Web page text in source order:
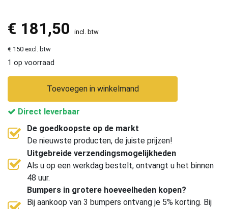
€ 181,50 incl. btw
€ 150 excl. btw
1 op voorraad
Toevoegen in winkelmand
Direct leverbaar
De goedkoopste op de markt
De nieuwste producten, de juiste prijzen!
Uitgebreide verzendingsmogelijkheden
Als u op een werkdag bestelt, ontvangt u het binnen
48 uur.
Bumpers in grotere hoeveelheden kopen?
Bij aankoop van 3 bumpers ontvang je 5% korting. Bij